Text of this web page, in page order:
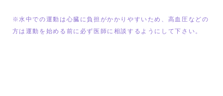
※水中での運動は心臓に負担がかかりやすいため、高血圧などの
方は運動を始める前に必ず医師に相談するようにして下さい。